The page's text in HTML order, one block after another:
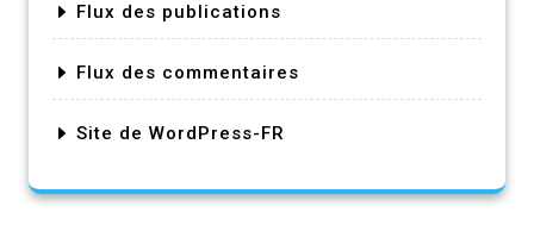
Flux des publications
Flux des commentaires
Site de WordPress-FR